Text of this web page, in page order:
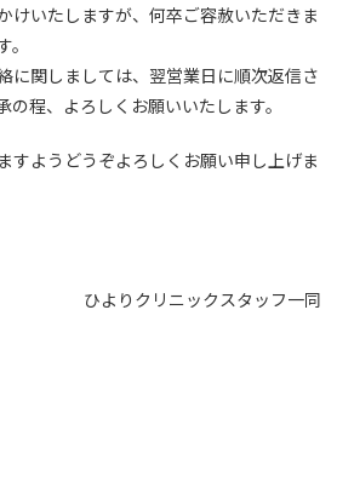
けいたしますが、何卒ご容赦いただきま
に関しましては、翌営業日に順次返信さ
程、よろしくお願いいたします。
すようどうぞよろしくお願い申し上げま
ひよりクリニックスタッフ一同